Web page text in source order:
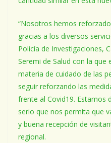
“Nosotros hemos
gracias a los diversos
Policía de Investigaciones,
Seremi de Salud con la
materia de cuidado de las
seguir reforzando las
frente al Covid19. Estamos
serio que nos permita que
y buena recepción de
regional.